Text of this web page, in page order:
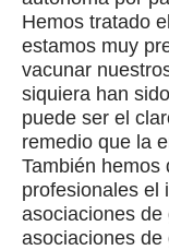
Hemos tratado
estamos muy
vacunar
siquiera han
puede ser el
remedio que la
También hemos
profesionales el
asociaciones
asociaciones